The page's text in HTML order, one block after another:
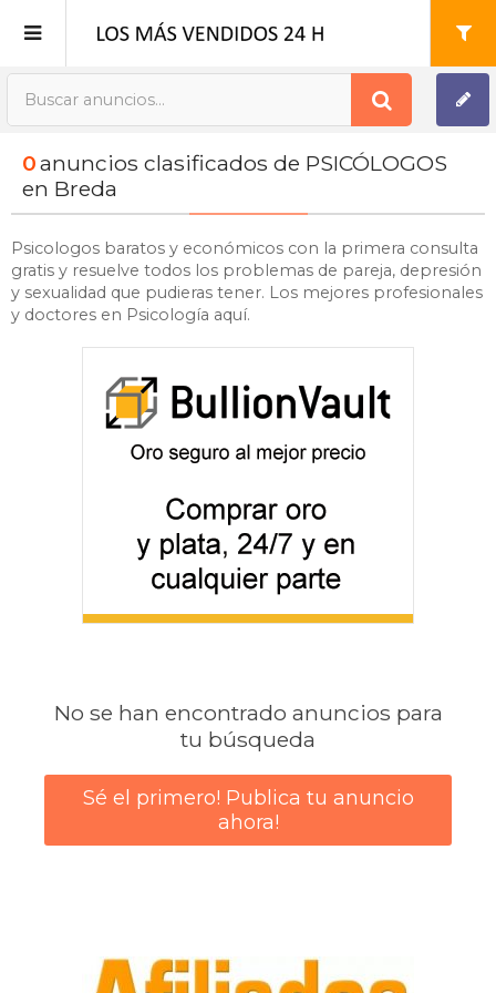
Publica tu Anuncio
Registro
0anuncios clasificados de PSICÓLOGOS
en Breda
Psicologos baratos y económicos con la primera consulta
gratis y resuelve todos los problemas de pareja, depresión
y sexualidad que pudieras tener. Los mejores profesionales
y doctores en Psicología aquí.
No se han encontrado anuncios para
tu búsqueda
Sé el primero! Publica tu anuncio
ahora!